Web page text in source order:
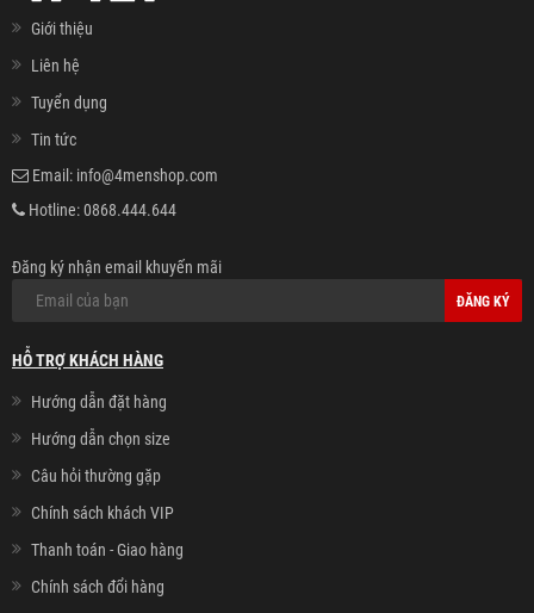
Giới thiệu
Liên hệ
Tuyển dụng
Tin tức
Email: info@4menshop.com
Hotline:0868.444.644
Đăng ký nhận email khuyến mãi
ĐĂNG KÝ
HỖ TRỢ KHÁCH HÀNG
Hướng dẫn đặt hàng
Hướng dẫn chọn size
Câu hỏi thường gặp
Chính sách khách VIP
Thanh toán - Giao hàng
Chính sách đổi hàng